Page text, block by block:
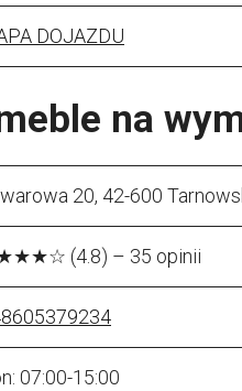
DOJAZDU
na
20, 42-600
(4.8) – 35 opinii
07:00-15:00